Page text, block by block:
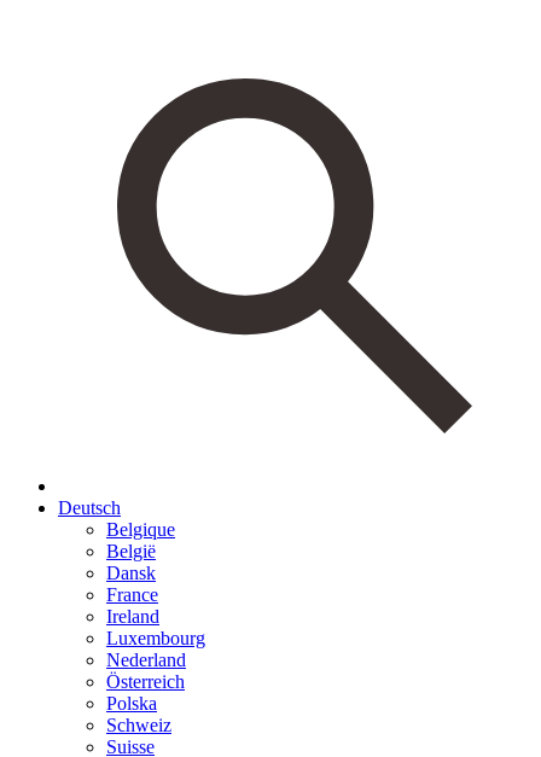
Deutsch
Belgique
België
Dansk
France
Ireland
Luxembourg
Nederland
Österreich
Polska
Schweiz
Suisse